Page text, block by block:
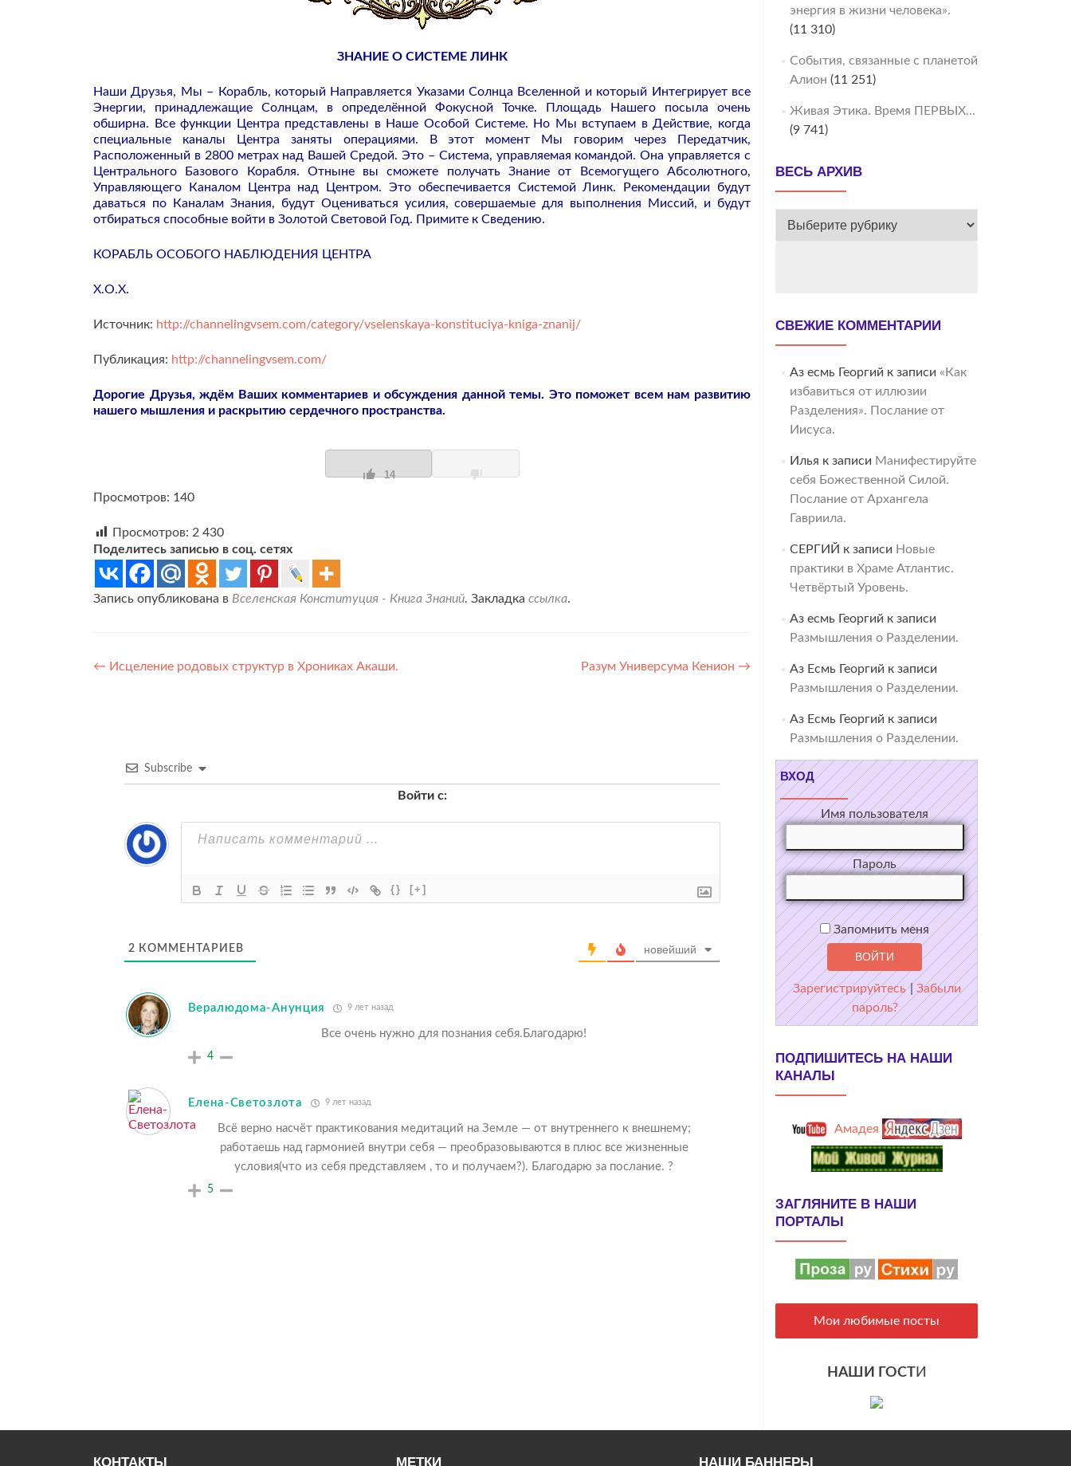
ЗНАНИЕ О СИСТЕМЕ ЛИНК
Наши Друзья, Мы – Корабль, который Направляется Указами Солнца Вселенной и который Интегрирует все
Энергии, принадлежащие Солнцам, в определённой Фокусной Точке. Площадь Нашего посыла очень
обширна. Все функции Центра представлены в Наше Особой Системе. Но Мы вступаем в Действие, когда
специальные каналы Центра заняты операциями. В этот момент Мы говорим через Передатчик,
Расположенный в 2800 метрах над Вашей Средой. Это – Система, управляемая командой. Она управляется с
Центрального Базового Корабля. Отныне вы сможете получать Знание от Всемогущего Абсолютного,
Управляющего Каналом Центра над Центром. Это обеспечивается Системой Линк. Рекомендации будут
даваться по Каналам Знания, будут Оцениваться усилия, совершаемые для выполнения Миссий, и будут
отбираться способные войти в Золотой Световой Год. Примите к Сведению.
КОРАБЛЬ ОСОБОГО НАБЛЮДЕНИЯ ЦЕНТРА
Х.О.Х.
Источник: http://channelingvsem.com/category/vselenskaya-konstituciya-kniga-znanij/
Публикация: http://channelingvsem.com/
Дорогие Друзья, ждём Ваших комментариев и обсуждения данной темы. Это поможет всем нам развитию
нашего мышления и раскрытию сердечного пространства.
14
Просмотров: 140
Просмотров: 2 430
Поделитесь записью в соц. сетях
Запись опубликована в Вселенская Конституция - Книга Знаний. Закладка ссылка.
Навигация
← Исцеление родовых структур в Хрониках Акаши. Разум Универсума Кенион →
Subscribe
Войти с:
{} [+]
2 КОММЕНТАРИЕВ новейший
Вералюдома-Анунция 9 лет назад
Все очень нужно для познания себя.Благодарю!
4
Елена-Светозлота 9 лет назад
Всё верно насчёт практикования медитаций на Земле — от внутреннего к внешнему;
работаешь над гармонией внутри себя — преобразовываются в плюс все жизненные
условия(что из себя представляем , то и получаем?). Благодарю за послание. ?
5
энергия в жизни человека».
(11 310)
События, связанные с планетой
Алион (11 251)
Живая Этика. Время ПЕРВЫХ…
(9 741)
ВЕСЬ АРХИВ
ВЕСЬ
СВЕЖИЕ КОММЕНТАРИИ
Аз есмь Георгий к записи «Как
избавиться от иллюзии
Разделения». Послание от
Иисуса.
Илья к записи Манифестируйте
себя Божественной Силой.
Послание от Архангела
Гавриила.
СЕРГИЙ к записи Новые
практики в Храме Атлантис.
Четвёртый Уровень.
Аз есмь Георгий к записи
Размышления о Разделении.
Аз Есмь Георгий к записи
Размышления о Разделении.
Аз Есмь Георгий к записи
Размышления о Разделении.
ВХОД
Имя пользователя
Пароль
Запомнить меня
Зарегистрируйтесь | Забыли
пароль?
ПОДПИШИТЕСЬ НА НАШИ
КАНАЛЫ
Амадея
ЗАГЛЯНИТЕ В НАШИ
ПОРТАЛЫ
Мои любимые посты
НАШИ ГОСТИ
КОНТАКТЫ МЕТКИ НАШИ БАННЕРЫ